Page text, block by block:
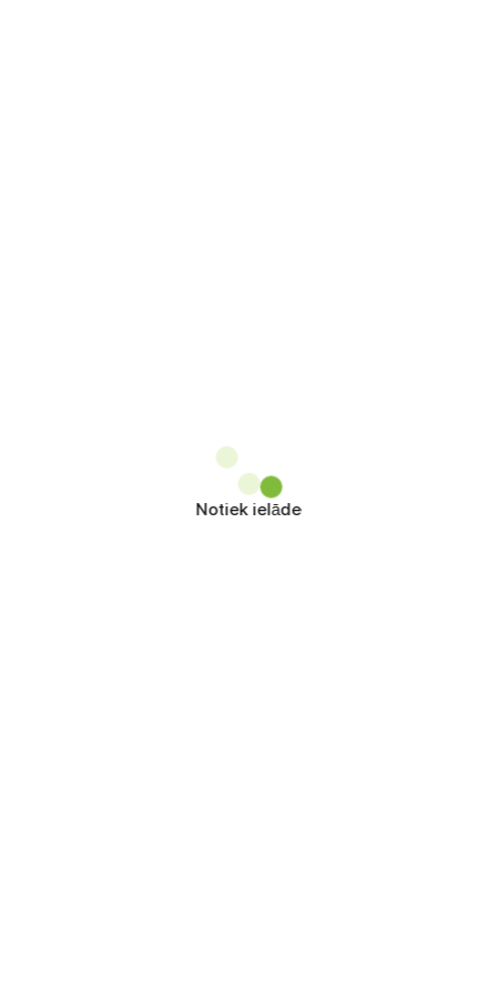
Notiek ielāde